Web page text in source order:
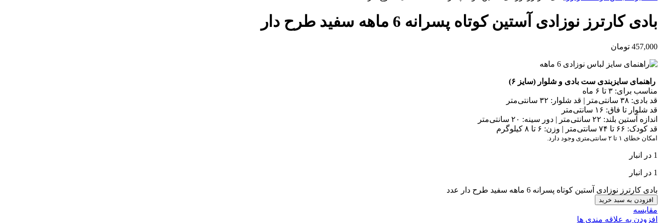
بادی کارترز نوزادی آستین کوتاه پسرانه 6 ماهه سفید طرح دار
457,000 تومان
راهنمای سایزبندی ست بادی و شلوار (سایز ۶)
مناسب برای: ۳ تا ۶ ماه
قد بادی: ۳۸ سانتی‌متر | قد شلوار: ۳۲ سانتی‌متر
قد شلوار تا فاق: ۱۶ سانتی‌متر
اندازه آستین بلند: ۲۲ سانتی‌متر | دور سینه: ۲۰ سانتی‌متر
قد کودک: ۶۶ تا ۷۴ سانتی‌متر | وزن: ۶ تا ۸ کیلوگرم
امکان خطای ۱ تا ۲ سانتی‌متری وجود دارد.
1 در انبار
1 در انبار
بادی کارترز نوزادی آستین کوتاه پسرانه 6 ماهه سفید طرح دار عدد
افزودن به سبد خرید
مقایسه
افزودن به علاقه مندی ها